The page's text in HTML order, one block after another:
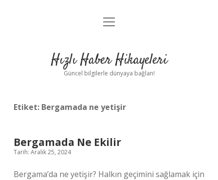
Anasayfa
Yasal Uyarı
menüyü
Hızlı Haber Hikayeleri
Güncel bilgilerle dünyaya bağlan!
Etiket: Bergamada ne yetişir
Bergamada Ne Ekilir
Tarih: Aralık 25, 2024
Bergama’da ne yetişir? Halkın geçimini sağlamak için